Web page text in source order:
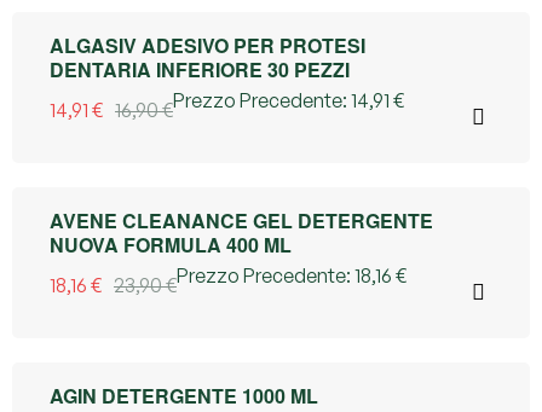
12% OFF
ALGASIV ADESIVO PER PROTESI
DENTARIA INFERIORE 30 PEZZI
16,90€
14,91 € Prezzo Precedente: 14,91 €
24% OFF
AVENE CLEANANCE GEL DETERGENTE
NUOVA FORMULA 400 ML
23,90€
18,16 € Prezzo Precedente: 18,16 €
10% OFF
AGIN DETERGENTE 1000 ML